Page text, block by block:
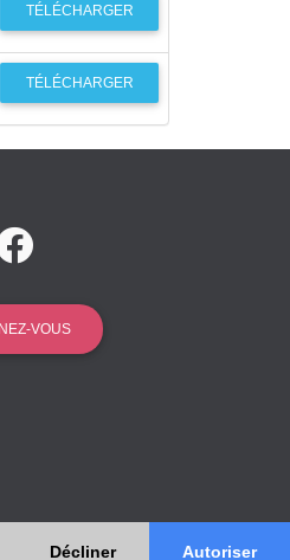
Décliner Autoriser
TÉLÉCHARGER
TÉLÉCHARGER
VOUS